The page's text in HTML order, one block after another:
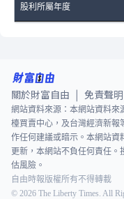
股利所屬年度
關於財富自由 免責聲明
網站資料來源：本網站資料來
檯買賣中心，及台灣經濟新報
作任何建議或暗示。本網站資
更新，本網站不負任何責任
估風險。
自由時報版權所有不得轉載
© 2026 The Liberty Times. All